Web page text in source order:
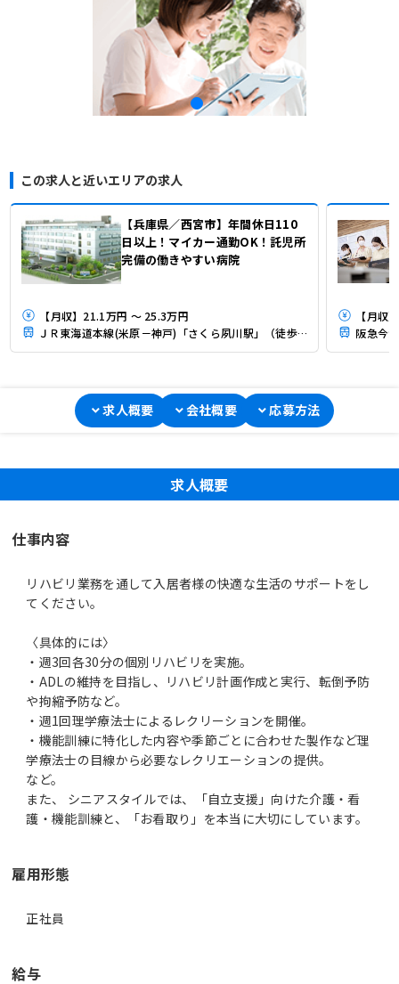
この求人と近いエリアの求人
【兵庫県／西宮市】年間休日110
日以上！マイカー通勤OK！託児所
完備の働きやすい病院
【月収】21.1万円 ～ 25.3万円
ＪＲ東海道本線(米原－神戸)「さくら夙川駅」（徒歩10分）
【月収
阪急今
求人概要 会社概要 応募方法
求人概要
仕事内容
リハビリ業務を通して入居者様の快適な生活のサポートをし
てください。
〈具体的には〉
・週3回各30分の個別リハビリを実施。
・ADLの維持を目指し、リハビリ計画作成と実行、転倒予防
や拘縮予防など。
・週1回理学療法士によるレクリーションを開催。
・機能訓練に特化した内容や季節ごとに合わせた製作など理
学療法士の目線から必要なレクリエーションの提供。
など。
また、 シニアスタイルでは、「自立支援」向けた介護・看
護・機能訓練と、「お看取り」を本当に大切にしています。
雇用形態
正社員
給与